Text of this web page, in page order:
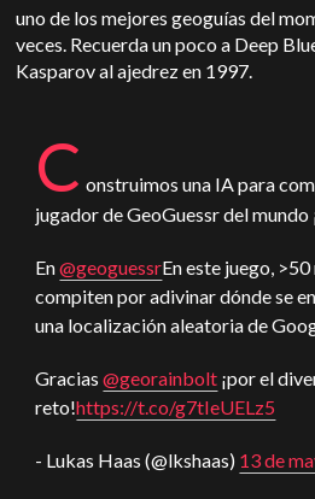
uno de los mejores geoguías del
veces. Recuerda un poco a Deep
Kasparov al ajedrez en 1997.
C onstruimos una IA para
jugador de GeoGuessr del mundo
En@geoguessrEn este juego,
compiten por adivinar dónde se
una localización aleatoria de
Gracias@georainbolt ¡por el
reto!https://t.co/g7tIeUELz5
- Lukas Haas (@lkshaas) 13 de